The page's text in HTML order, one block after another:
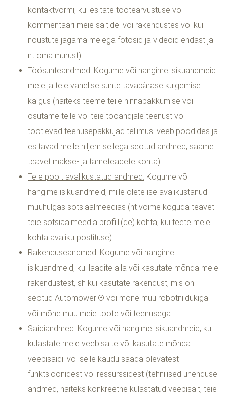
kontaktvormi, kui esitate tootearvustuse või -
kommentaari meie saitidel või rakendustes või kui
nõustute jagama meiega fotosid ja videoid endast ja
nt oma murust).
Töösuhteandmed: Kogume või hangime isikuandmeid
meie ja teie vahelise suhte tavapärase kulgemise
käigus (näiteks teeme teile hinnapakkumise või
osutame teile või teie tööandjale teenust või
töötlevad teenusepakkujad tellimusi veebipoodides ja
esitavad meile hiljem sellega seotud andmed, saame
teavet makse- ja tarneteadete kohta).
Teie poolt avalikustatud andmed: Kogume või
hangime isikuandmeid, mille olete ise avalikustanud
muuhulgas sotsiaalmeedias (nt võime koguda teavet
teie sotsiaalmeedia profiili(de) kohta, kui teete meie
kohta avaliku postituse).
Rakenduseandmed: Kogume või hangime
isikuandmeid, kui laadite alla või kasutate mõnda meie
rakendustest, sh kui kasutate rakendust, mis on
seotud Automoweri® või mõne muu robotniidukiga
või mõne muu meie toote või teenusega.
Saidiandmed: Kogume või hangime isikuandmeid, kui
külastate meie veebisaite või kasutate mõnda
veebisaidil või selle kaudu saada olevatest
funktsioonidest või ressurssidest (tehnilised ühenduse
andmed, näiteks konkreetne külastatud veebisait, teie